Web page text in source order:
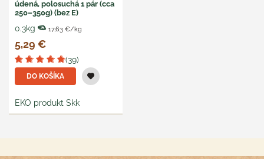
údená, polosuchá 1 pár (cca
250–350g) (bez E)
0.3kg 17,63 €/kg
5,29 €
(39)
DO KOŠÍKA
EKO produkt Skk